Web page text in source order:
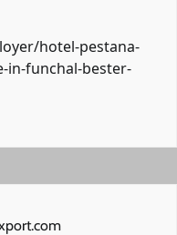
hotel-pestana-
in-funchal-bester-